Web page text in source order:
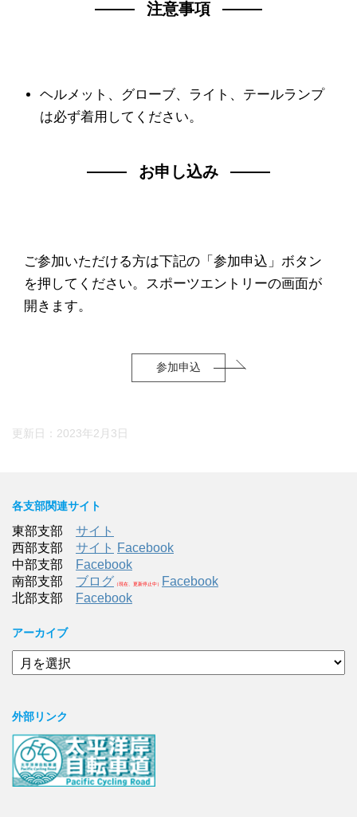
注意事項
ヘルメット、グローブ、ライト、テールランプ
は必ず着用してください。
お申し込み
ご参加いただける方は下記の「参加申込」ボタン
を押してください。スポーツエントリーの画面が
開きます。
参加申込
更新日： 2023年2月3日
各支部関連サイト
東部支部 サイト
西部支部 サイト Facebook
中部支部
Facebook
南部支部 ブログ （現在、更新停止中）
Facebook
北部支部
Facebook
アーカイブ
ア
ー
ブ
外部リンク